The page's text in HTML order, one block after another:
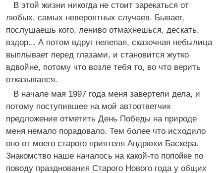
В этой жизни никогда не стоит зарекаться от
любых, самых невероятных случаев. Бывает,
послушаешь кого, лениво отмахнешься, дескать,
вздор... А потом вдруг нелепая, сказочная небылица
выплывает перед глазами, и становится жутко
вдвойне, потому что возле тебя то, во что верить
отказывался.
В начале мая 1997 года меня завертели дела, и
потому поступившее на мой автоответчик
предложение отметить День Победы на природе
меня немало порадовало. Тем более что исходило
оно от моего старого приятеля Андрюхи Баскера.
Знакомство наше началось на какой-то попойке по
поводу празднования Старого Нового года у общих